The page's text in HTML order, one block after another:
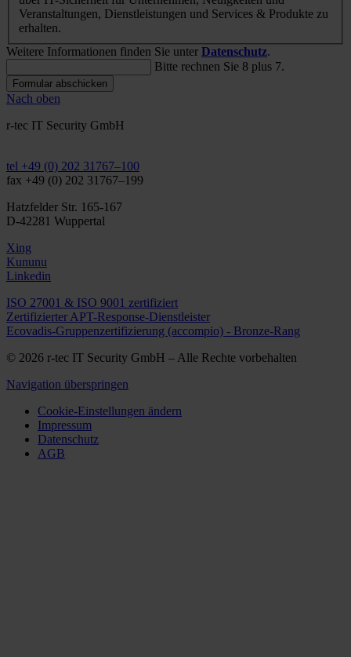
Veranstaltungen, Dienstleistungen und Services & Produkte zu
erhalten.
Weitere Informationen finden Sie unter Datenschutz.
Bitte rechnen Sie 8 plus 7.
Formular abschicken
Nach oben
r-tec IT Security GmbH
tel +49 (0) 202 31767–100
fax +49 (0) 202 31767–199
Hatzfelder Str. 165-167
D-42281 Wuppertal
Xing
Kununu
Linkedin
ISO 27001 & ISO 9001 zertifiziert
Zertifizierter APT-Response-Dienstleister
Ecovadis-Gruppenzertifizierung (accompio) - Bronze-Rang
© 2026 r-tec IT Security GmbH – Alle Rechte vorbehalten
Navigation überspringen
Cookie-Einstellungen ändern
Impressum
Datenschutz
AGB